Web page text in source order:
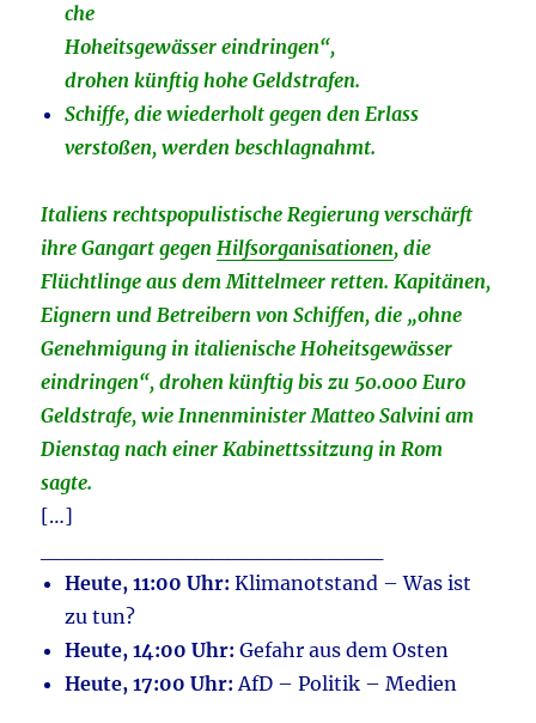
che
Hoheitsgewässer eindringen“,
drohen künftig hohe Geldstrafen.
Schiffe, die wiederholt gegen den Erlass
verstoßen, werden beschlagnahmt.
Italiens rechtspopulistische Regierung verschärft
ihre Gangart gegenHilfsorganisationen, die
Flüchtlinge aus dem Mittelmeer retten. Kapitänen,
Eignern und Betreibern von Schiffen, die „ohne
Genehmigung in italienische Hoheitsgewässer
eindringen“, drohen künftig bis zu 50.000 Euro
Geldstrafe, wie Innenminister Matteo Salvini am
Dienstag nach einer Kabinettssitzung in Rom
sagte.
[…]
Heute, 11:00 Uhr: Klimanotstand – Was ist
zu tun?
Heute, 14:00 Uhr: Gefahr aus dem Osten
Heute, 17:00 Uhr: AfD – Politik – Medien